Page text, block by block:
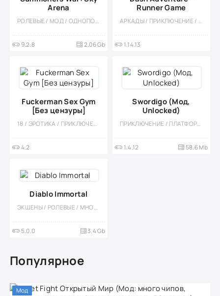
Arena
РОЛЕВЫЕ / МОД / ОДНОПОЛЬЗОВАТЕЛЬСКИЕ / КАЗУАЛЬНЫЕ / ПОШАГОВЫЕ / СТРАТЕГИИ / ФЭНТЕЗИ / БОЛЬШАЯ / БЕЗ КЕША
9.2.8 2.06 Gb
Runner Game
АРКАДЫ / ПРИКЛЮЧЕНИЕ / РАННЕРЫ / ОДНОПОЛЬЗОВАТЕЛЬСКИЕ / ОФЛАЙН / КАЗУАЛЬНЫЕ
1.14.13
Fuckerman Sex Gym
[Без цензуры]
18 / ЭРОТИКА / ПРИКЛЮЧЕНИЕ / ВЕСЁЛАЯ / ОДНОПОЛЬЗОВАТЕЛЬСКИЕ / ОФЛАЙН / ВСТРОЕННЫЙ КЕШ
4.2
Swordigo (Мод,
Unlocked)
ПРИКЛЮЧЕНИЕ / ПЛАТФОРМЕРЫ / ФЭНТЕЗИ / ЭКШЕНЫ / СЛЭШЕР / КАЗУАЛЬНЫЕ / ОДНОПОЛЬЗОВАТЕЛЬСКИЕ / СТИЛИЗАЦИЯ / ОФЛАЙН / МАГИЯ
1.4.12 58.6 Mb
Diablo Immortal
ЭКШЕНЫ / РОЛЕВЫЕ / МНОГОПОЛЬЗОВАТЕЛЬСКАЯ / КАЗУАЛЬНЫЕ / ОДНОПОЛЬЗОВАТЕЛЬСКИЕ / СОРЕВНОВАТЕЛЬНАЯ / СТИЛИЗАЦИЯ / БОЛЬШАЯ / КРАФТИНГ / ФЭНТЕЗИ / ИЗОМЕТРИЯ / ВИД СВЕРХУ
5.0.0 3.4 Gb
Популярное
Мод